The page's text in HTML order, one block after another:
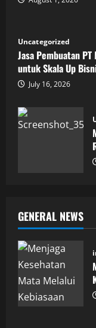
Uncategorized
Jasa Pembuatan
untuk Skala Up
July 16, 2026
GENERAL NEWS